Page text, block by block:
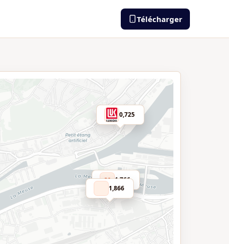
Télécharger
1,866
Q8 1,766
0,725